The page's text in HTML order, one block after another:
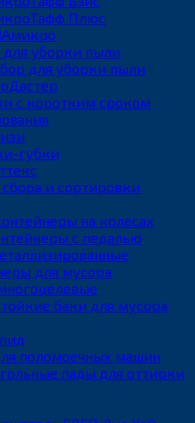
Плюс
уборки пыли
для уборки пыли
с коротким сроком
губки
и сортировки
на колесах
с педалью
для мусора
баки для мусора
поломоечных машин
пады для оттирки